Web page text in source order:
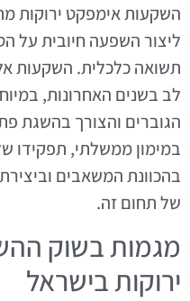
השקעות אימפקט ירוקות
ליצור השפעה חיובית על
תשואה כלכלית. השקעות
לב בשנים האחרונות,
הגוברים והצורך בהשגת
במימון ממשלתי, תפקידו
בהכוונת המשאבים
של תחום זה.
מגמות בשוק
ירוקות בישראל